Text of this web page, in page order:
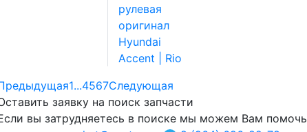
1...4567Следующая
заявку на поиск запчасти
вы затрудняетесь в поиске мы можем Вам помочь